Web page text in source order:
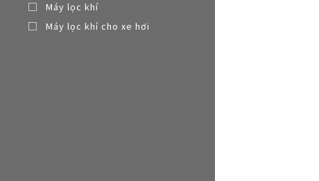
Máy lọc khí
Máy lọc khí cho xe hơi